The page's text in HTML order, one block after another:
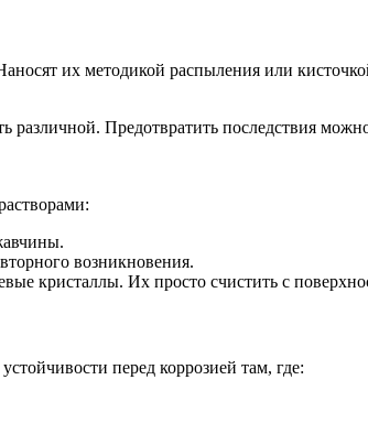
их методикой распыления или
Предотвратить последствия
возникновения.
кристаллы. Их просто счистить с
перед коррозией там, где: